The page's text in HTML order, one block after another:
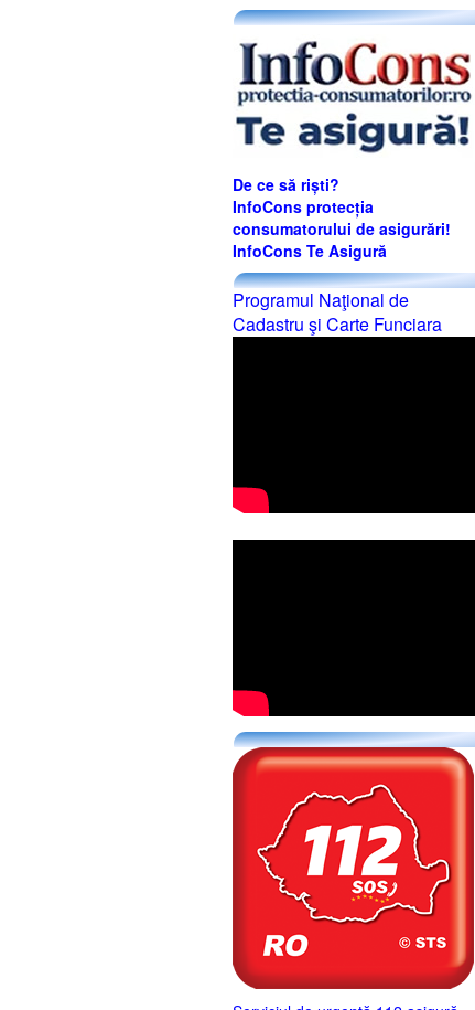
De ce să riști?
InfoCons protecția
consumatorului de asigurări!
InfoCons Te Asigură
Programul Naţional de
Cadastru şi Carte Funciara